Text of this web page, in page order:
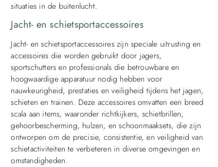
situaties in de buitenlucht.
Jacht- en schietsportaccessoires
Jacht- en schietsportaccessoires zijn speciale uitrusting en
accessoires die worden gebruikt door jagers,
sportschutters en professionals die betrouwbare en
hoogwaardige apparatuur nodig hebben voor
nauwkeurigheid, prestaties en veiligheid tijdens het jagen,
schieten en trainen. Deze accessoires omvatten een breed
scala aan items, waaronder richtkijkers, schietbrillen,
gehoorbescherming, hulzen, en schoonmaaksets, die zijn
ontworpen om de precisie, consistentie, en veiligheid van
schietactiviteiten te verbeteren in diverse omgevingen en
omstandigheden.